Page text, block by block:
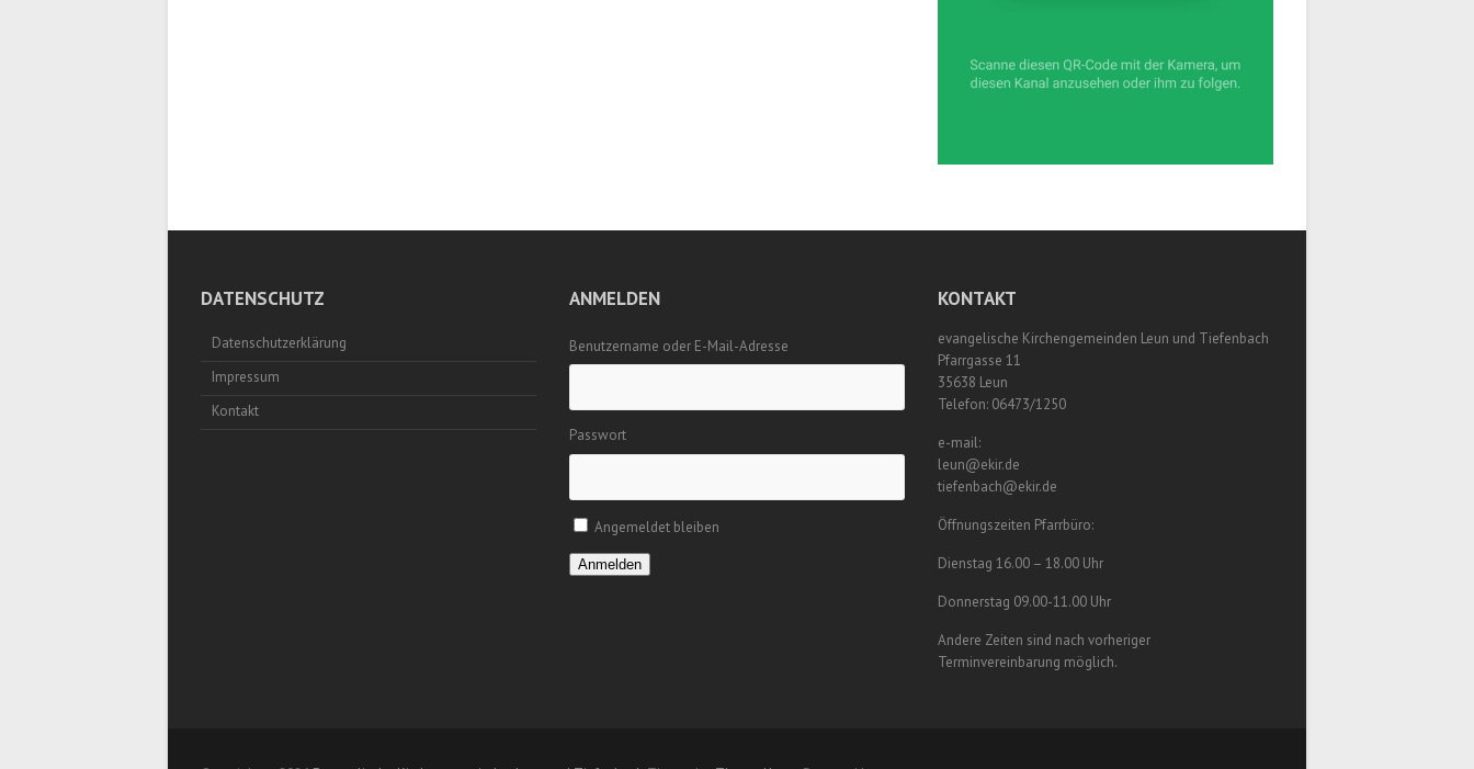
DATENSCHUTZ
Datenschutzerklärung
Impressum
Kontakt
ANMELDEN
Benutzername oder E-Mail-Adresse
Passwort
Angemeldet bleiben
Anmelden
KONTAKT
evangelische Kirchengemeinden Leun und Tiefenbach
Pfarrgasse 11
35638 Leun
Telefon: 06473/1250
e-mail:
leun@ekir.de
tiefenbach@ekir.de
Öffnungszeiten Pfarrbüro:
Dienstag 16.00 – 18.00 Uhr
Donnerstag 09.00-11.00 Uhr
Andere Zeiten sind nach vorheriger
Terminvereinbarung möglich.